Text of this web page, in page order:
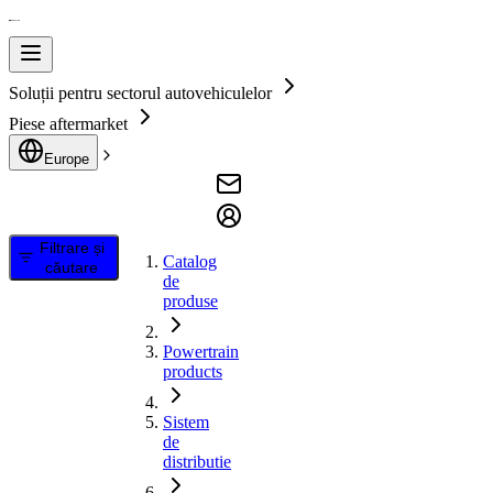
Soluții pentru sectorul autovehiculelor
Piese aftermarket
Europe
Filtrare și
căutare
Catalog
de
produse
Powertrain
products
Sistem
de
distributie